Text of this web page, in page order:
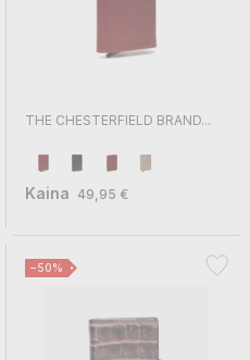
THE CHESTERFIELD BRAND...
Kaina 49,95 €
−50%